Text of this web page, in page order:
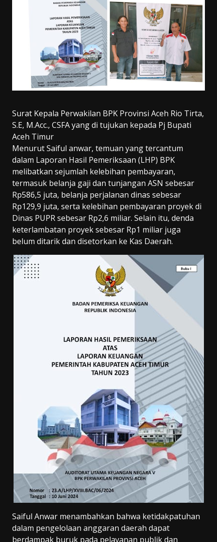
Surat Kepala Perwakilan BPK Provinsi Aceh Rio Tirta,
S.E, M.Acc., CSFA yang di tujukan kepada Pj Bupati
Aceh Timur
Menurut Saiful anwar, temuan yang tercantum
dalam Laporan Hasil Pemeriksaan (LHP) BPK
melibatkan sejumlah kelebihan pembayaran,
termasuk belanja gaji dan tunjangan ASN sebesar
Rp586,5 juta, belanja perjalanan dinas sebesar
Rp129,9 juta, serta kelebihan pembayaran proyek di
Dinas PUPR sebesar Rp2,6 miliar. Selain itu, denda
keterlambatan proyek sebesar Rp1 miliar juga
belum ditarik dan disetorkan ke Kas Daerah.
Saiful Anwar menambahkan bahwa ketidakpatuhan
dalam pengelolaan anggaran daerah dapat
berdampak buruk pada pelayanan publik dan